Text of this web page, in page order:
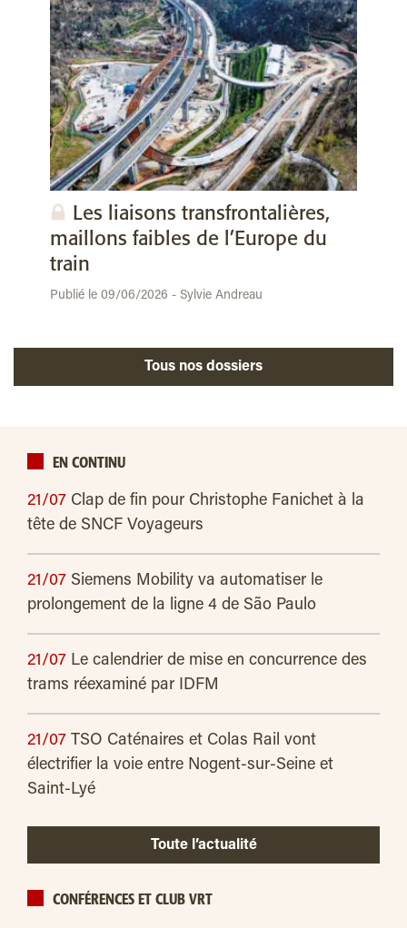
Les liaisons transfrontalières,
maillons faibles de l’Europe du
train
Publié le 09/06/2026 - Sylvie Andreau
Tous nos dossiers
EN CONTINU
21/07 Clap de fin pour Christophe Fanichet à la
tête de SNCF Voyageurs
21/07 Siemens Mobility va automatiser le
prolongement de la ligne 4 de São Paulo
21/07 Le calendrier de mise en concurrence des
trams réexaminé par IDFM
21/07 TSO Caténaires et Colas Rail vont
électrifier la voie entre Nogent-sur-Seine et
Saint-Lyé
Toute l’actualité
CONFÉRENCES ET CLUB VRT